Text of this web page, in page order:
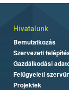
Hivatalunk
Bemutatkozás
Szervezeti
Gazdálkodási
Felügyeleti
Projektek